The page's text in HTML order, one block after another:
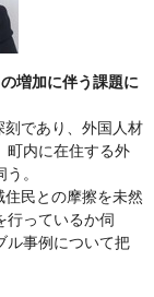
増加に伴う課題に
刻であり、外国人材
町内に在住する外
。
住民との摩擦を未然
行っているか伺
ル事例について把